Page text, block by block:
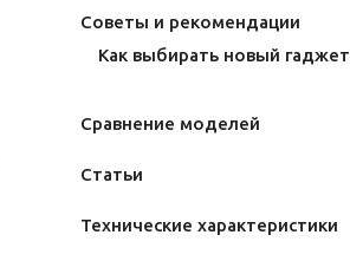
Советы и рекомендации
Как выбирать новый гаджет
Сравнение моделей
Статьи
Технические характеристики